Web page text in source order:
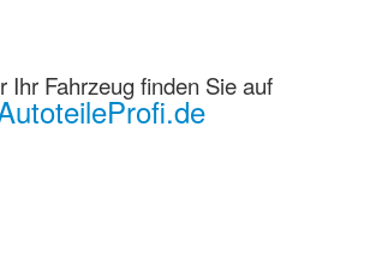
Ihr Fahrzeug finden Sie auf